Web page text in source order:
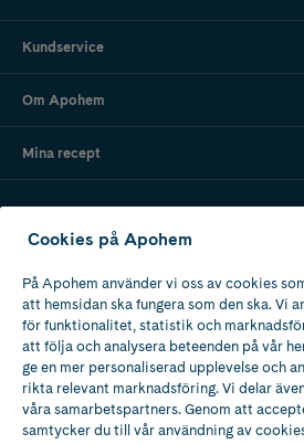
Kundservice
Om Apohem
Mina recept
Ladda ner vår app
Apotek med tillstånd
av Läkemedelsverket
Cookies på Apohem
På Apohem använder vi oss av cookies
att hemsidan ska fungera som den ska. Vi
för funktionalitet, statistik och
att följa och analysera beteenden på vår
ge en mer personaliserad upplevelse och
rikta relevant marknadsföring. Vi delar
våra samarbetspartners. Genom att
samtycker du till vår användning av